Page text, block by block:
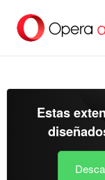
contenido
Estas